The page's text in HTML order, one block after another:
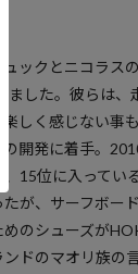
ックとニコラス
ました。彼らは
楽しく感じない事
の開発に着手。
15位に入ってい
が、サーフボー
のシューズが
ドのマオリ族の